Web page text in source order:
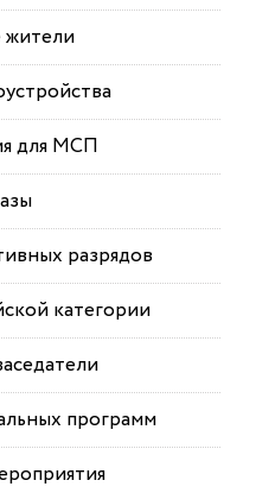
для МСП
разрядов
категории
программ